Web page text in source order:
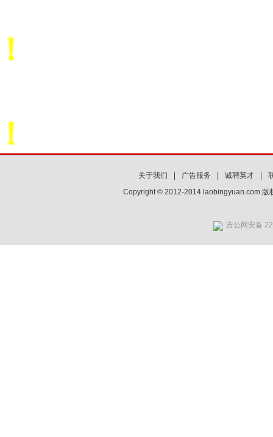
关于我们 广告服务 诚聘英才
Copyright © 2012-2014 laobingyuan.com 版
吉公网安备